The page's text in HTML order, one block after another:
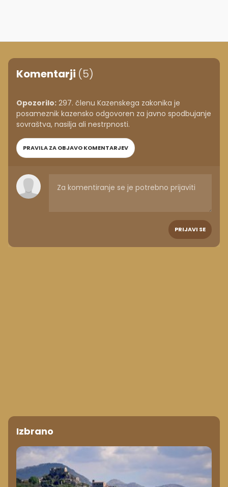
Komentarji (5)
Opozorilo: 297. členu Kazenskega zakonika je
posameznik kazensko odgovoren za javno spodbujanje
sovraštva, nasilja ali nestrpnosti.
PRAVILA ZA OBJAVO KOMENTARJEV
PRIJAVI SE
Izbrano